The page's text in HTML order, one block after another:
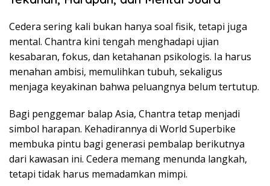
Cedera sering kali bukan hanya soal fisik, tetapi juga
mental. Chantra kini tengah menghadapi ujian
kesabaran, fokus, dan ketahanan psikologis. Ia harus
menahan ambisi, memulihkan tubuh, sekaligus
menjaga keyakinan bahwa peluangnya belum tertutup.
Bagi penggemar balap Asia, Chantra tetap menjadi
simbol harapan. Kehadirannya di World Superbike
membuka pintu bagi generasi pembalap berikutnya
dari kawasan ini. Cedera memang menunda langkah,
tetapi tidak harus memadamkan mimpi.